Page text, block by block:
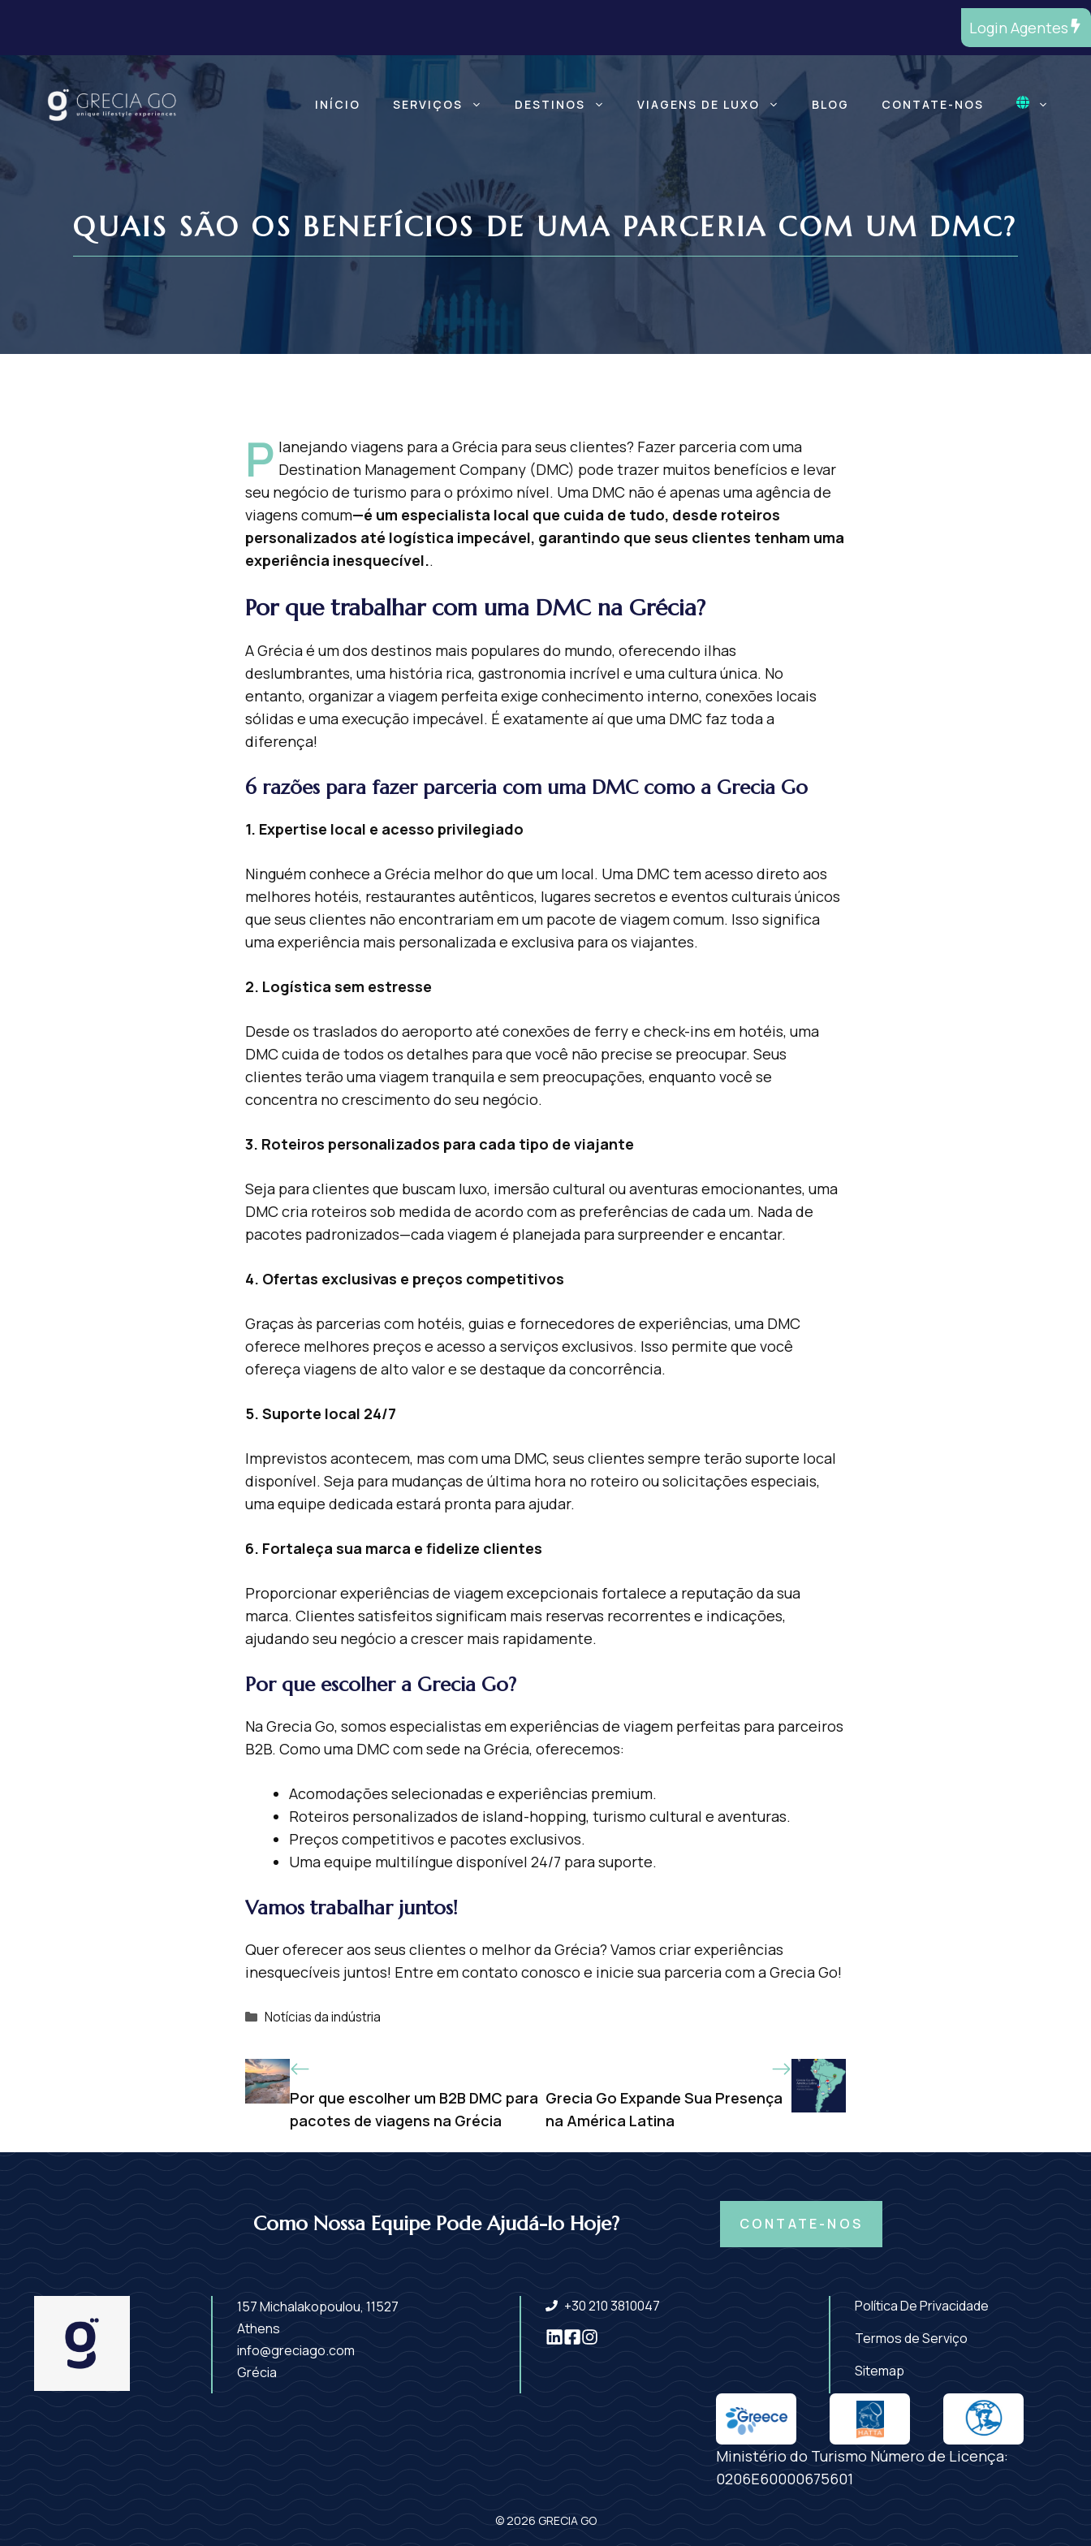
conteúdo
Login Agentes
INÍCIO SERVIÇOS DESTINOS VIAGENS DE LUXO BLOG CONTATE-NOS
QUAIS SÃO OS BENEFÍCIOS DE UMA PARCERIA COM UM DMC?
P lanejando viagens para a Grécia para seus clientes? Fazer parceria com uma
Destination Management Company (DMC) pode trazer muitos benefícios e levar
seu negócio de turismo para o próximo nível. Uma DMC não é apenas uma agência de
viagens comum—é um especialista local que cuida de tudo, desde roteiros
personalizados até logística impecável, garantindo que seus clientes tenham uma
experiência inesquecível..
Por que trabalhar com uma DMC na Grécia?
A Grécia é um dos destinos mais populares do mundo, oferecendo ilhas
deslumbrantes, uma história rica, gastronomia incrível e uma cultura única. No
entanto, organizar a viagem perfeita exige conhecimento interno, conexões locais
sólidas e uma execução impecável. É exatamente aí que uma DMC faz toda a
diferença!
6 razões para fazer parceria com uma DMC como a Grecia Go
1. Expertise local e acesso privilegiado
Ninguém conhece a Grécia melhor do que um local. Uma DMC tem acesso direto aos
melhores hotéis, restaurantes autênticos, lugares secretos e eventos culturais únicos
que seus clientes não encontrariam em um pacote de viagem comum. Isso significa
uma experiência mais personalizada e exclusiva para os viajantes.
2. Logística sem estresse
Desde os traslados do aeroporto até conexões de ferry e check-ins em hotéis, uma
DMC cuida de todos os detalhes para que você não precise se preocupar. Seus
clientes terão uma viagem tranquila e sem preocupações, enquanto você se
concentra no crescimento do seu negócio.
3. Roteiros personalizados para cada tipo de viajante
Seja para clientes que buscam luxo, imersão cultural ou aventuras emocionantes, uma
DMC cria roteiros sob medida de acordo com as preferências de cada um. Nada de
pacotes padronizados—cada viagem é planejada para surpreender e encantar.
4. Ofertas exclusivas e preços competitivos
Graças às parcerias com hotéis, guias e fornecedores de experiências, uma DMC
oferece melhores preços e acesso a serviços exclusivos. Isso permite que você
ofereça viagens de alto valor e se destaque da concorrência.
5. Suporte local 24/7
Imprevistos acontecem, mas com uma DMC, seus clientes sempre terão suporte local
disponível. Seja para mudanças de última hora no roteiro ou solicitações especiais,
uma equipe dedicada estará pronta para ajudar.
6. Fortaleça sua marca e fidelize clientes
Proporcionar experiências de viagem excepcionais fortalece a reputação da sua
marca. Clientes satisfeitos significam mais reservas recorrentes e indicações,
ajudando seu negócio a crescer mais rapidamente.
Por que escolher a Grecia Go?
Na Grecia Go, somos especialistas em experiências de viagem perfeitas para parceiros
B2B. Como uma DMC com sede na Grécia, oferecemos:
Acomodações selecionadas e experiências premium.
Roteiros personalizados de island-hopping, turismo cultural e aventuras.
Preços competitivos e pacotes exclusivos.
Uma equipe multilíngue disponível 24/7 para suporte.
Vamos trabalhar juntos!
Quer oferecer aos seus clientes o melhor da Grécia? Vamos criar experiências
inesquecíveis juntos! Entre em contato conosco e inicie sua parceria com a Grecia Go!
Categorias
Notícias da indústria
Por que escolher um B2B DMC para
pacotes de viagens na Grécia
Grecia Go Expande Sua Presença
na América Latina
Como Nossa Equipe Pode Ajudá-lo Hoje? CONTATE-NOS
157 Michalakopoulou, 11527
Athens
info@greciago.com
Grécia
+30 210 3810047
Política De Privacidade
Termos de Serviço
Sitemap
Ministério do Turismo Número de Licença:
0206E60000675601
© 2026 GRECIA GO